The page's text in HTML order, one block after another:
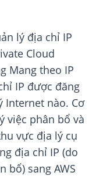
lý địa chỉ IP
Cloud
Mang theo IP
IP được đăng
Internet nào. Cơ
việc phân bổ và
vực địa lý cụ
địa chỉ IP (do
bổ) sang AWS